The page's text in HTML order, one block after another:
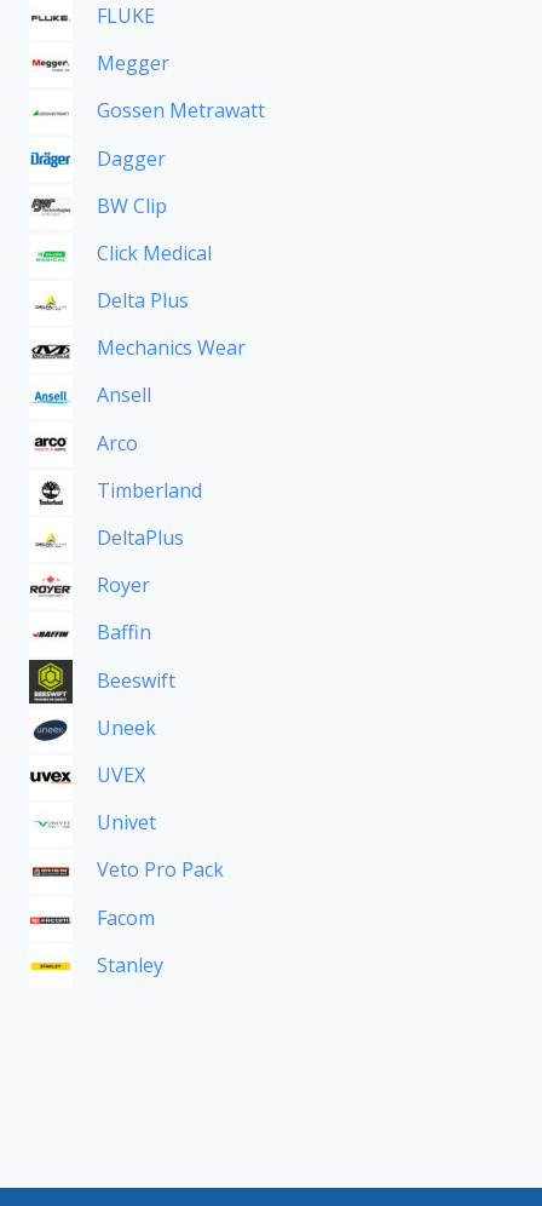
FLUKE
Megger
Gossen Metrawatt
Dagger
BW Clip
Click Medical
Delta Plus
Mechanics Wear
Ansell
Arco
Timberland
DeltaPlus
Royer
Baffin
Beeswift
Uneek
UVEX
Univet
Veto Pro Pack
Facom
Stanley